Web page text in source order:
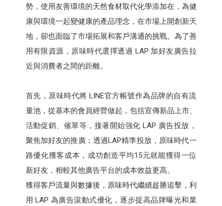
勢，使用友善環境的天然食材取代化學添加在，為健
康與環境一起變健康的產品理念，在市場上開創新天
地，卻也面臨了市場拓展和客戶溝通的挑戰。為了善
用有限資源，原味時代選擇透過 LAP 加好友廣告拉
近與消費者之間的距離。
首先，原味時代將 LINE官方帳號作為品牌的自有流
量池，從基本的會員經營做起，包括宣傳新品上市、
活動促銷、催單等，接著開始強化 LAP 廣告投放，
聚焦加好友的推廣；透過LAP精準投放，原味時代一
路優化獲客成本，成功創造平均15元就能獲得一位
新好友，相較其他廣告平台的成本效益更高。
獲得客戶流量與數據後，原味時代繼續趁勝追擊，利
用 LAP 為廣告滾動式優化，逐步提高品牌曝光和業